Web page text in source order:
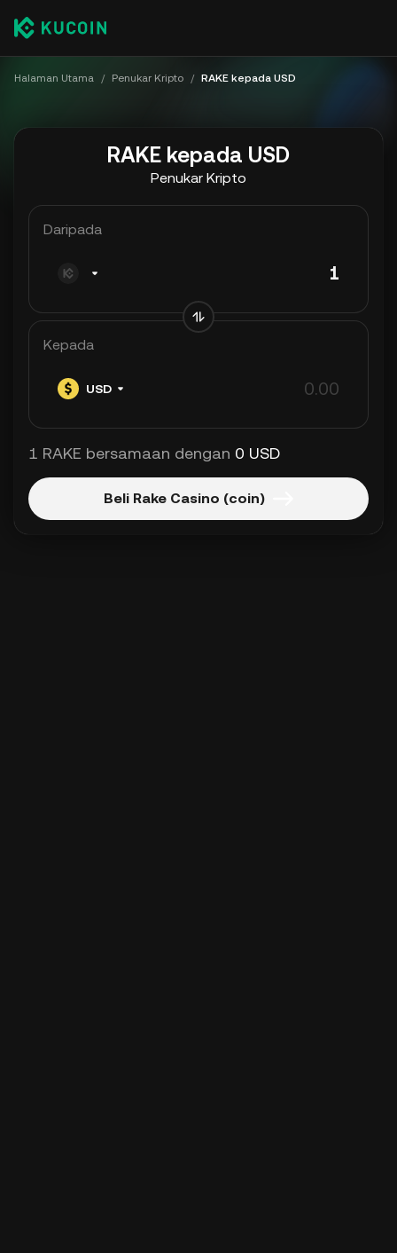
Halaman Utama / Penukar Kripto / RAKE kepada USD
RAKE kepada USD
Penukar Kripto
Daripada
Kepada
USD
1 RAKE bersamaan dengan 0 USD
Beli Rake Casino (coin)